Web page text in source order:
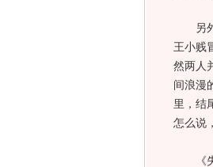
另外
王小贱
然两人
间浪漫
里，结
怎么说
《失